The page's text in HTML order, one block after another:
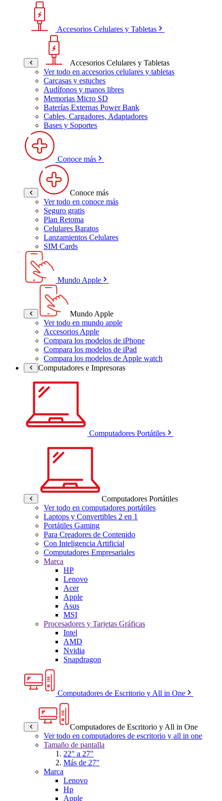
Accesorios Celulares y Tabletas
Accesorios Celulares y Tabletas
Ver todo en accesorios celulares y tabletas
Carcasas y estuches
Audífonos y manos libres
Memorias Micro SD
Baterías Externas Power Bank
Cables, Cargadores, Adaptadores
Bases y Soportes
Conoce más
Conoce más
Ver todo en conoce más
Seguro gratis
Plan Retoma
Celulares Baratos
Lanzamientos Celulares
SIM Cards
Mundo Apple
Mundo Apple
Ver todo en mundo apple
Accesorios Apple
Compara los modelos de iPhone
Compara los modelos de iPad
Compara los modelos de Apple watch
Computadores e Impresoras
Computadores Portátiles
Computadores Portátiles
Ver todo en computadores portátiles
Laptops y Convertibles 2 en 1
Portátiles Gaming
Para Creadores de Contenido
Con Inteligencia Artificial
Computadores Empresariales
Marca
HP
Lenovo
Acer
Apple
Asus
MSI
Procesadores y Tarjetas Gráficas
Intel
AMD
Nvidia
Snapdragon
Computadores de Escritorio y All in One
Computadores de Escritorio y All in One
Ver todo en computadores de escritorio y all in one
Tamaño de pantalla
22" a 27"
Más de 27"
Marca
Lenovo
Hp
Apple